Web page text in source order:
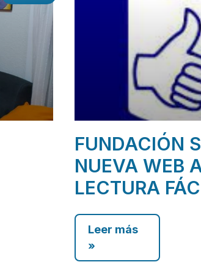
FUNDACIÓN
NUEVA WEB
LECTURA
Leer más
»